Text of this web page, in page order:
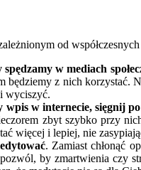
od
w mediach
będziemy z nich korzystać.
wyciszyć.
wpis w internecie, sięgnij
zbyt szybko przy
więcej i lepiej, nie
. Zamiast chłonąć
by zmartwienia czy